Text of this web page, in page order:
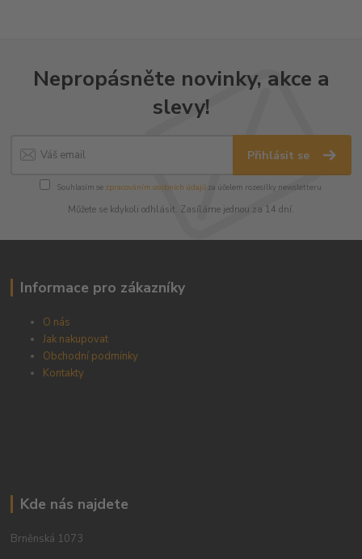
Nepropásněte novinky, akce a
slevy!
Přihlásit se
Souhlasím se zpracováním osobních údajůza účelem rozesílky newsletteru.
Můžete se kdykoli odhlásit. Zasíláme jednou za 14 dní.
Informace pro zákazníky
O nás
Jak nakupovat
Obchodní podmínky
Kontakty
Kde nás najdete
Brněnská 1073